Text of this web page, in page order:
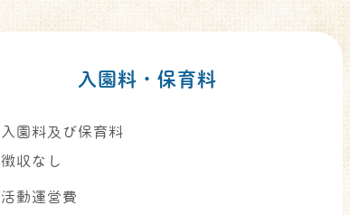
入園料・保育料
入園料及び保育料
徴収なし
活動運営費